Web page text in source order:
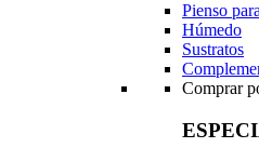
Pienso
Húmedo
Sustratos
Comprar